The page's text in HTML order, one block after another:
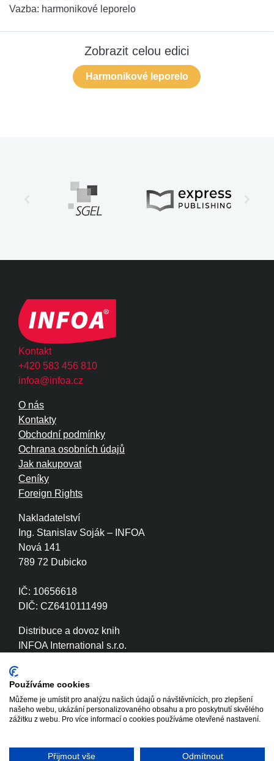
Vazba: harmonikové leporelo
Zobrazit celou edici
Harmonikové leporelo
Kontakt
+420 583 456 810
infoa@infoa.cz
Nakladatelství
Ing. Stanislav Soják – INFOA
Nová 141
789 72 Dubicko
IČ: 10656618
DIČ: CZ6410111499
Distribuce a dovoz knih
INFOA International s.r.o.
IČ: 26870886
DIČ: CZ26870886
O nás
Kontakty
Obchodní podmínky
Ochrana osobních údajů
Jak nakupovat
Ceníky
Foreign Rights
Používáme cookies
Můžeme je umístit pro analýzu našich údajů o návštěvnících, pro zlepšení
našeho webu, ukázání personalizovaného obsahu a pro poskytnutí skvělého
zážitku z webu. Pro více informací o cookies používáme otevřené nastavení.
Přijmout vše Odmítnout